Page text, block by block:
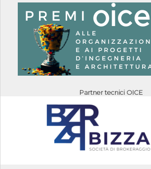
Partner tecnici OICE